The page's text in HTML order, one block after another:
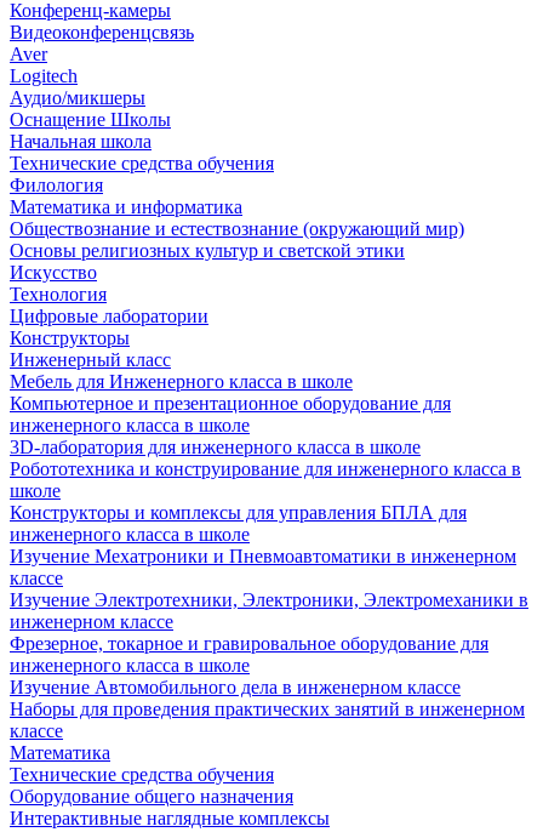
Конференц-камеры
Видеоконференцсвязь
Aver
Logitech
Аудио/микшеры
Оснащение Школы
Начальная школа
Технические средства обучения
Филология
Математика и информатика
Обществознание и естествознание (окружающий мир)
Основы религиозных культур и светской этики
Искусство
Технология
Цифровые лаборатории
Конструкторы
Инженерный класс
Мебель для Инженерного класса в школе
Компьютерное и презентационное оборудование для
инженерного класса в школе
3D-лаборатория для инженерного класса в школе
Робототехника и конструирование для инженерного класса в
школе
Конструкторы и комплексы для управления БПЛА для
инженерного класса в школе
Изучение Мехатроники и Пневмоавтоматики в инженерном
классе
Изучение Электротехники, Электроники, Электромеханики в
инженерном классе
Фрезерное, токарное и гравировальное оборудование для
инженерного класса в школе
Изучение Автомобильного дела в инженерном классе
Наборы для проведения практических занятий в инженерном
классе
Математика
Технические средства обучения
Оборудование общего назначения
Интерактивные наглядные комплексы